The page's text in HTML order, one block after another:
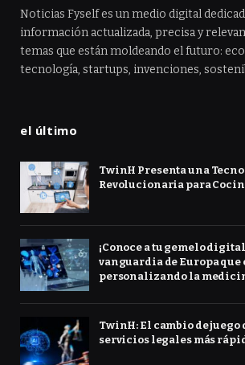
Noticias Fyself es un medio digital
información actualizada, precisa y
temas que están moldeando el futuro:
tecnología, startups, invenciones,
el último
TwinH Presenta una
Revolucionaria para
¡Conoce a tu gemelo
vanguardia de Europa que
personalizando la
TwinH: El cambio de juego
servicios legales más